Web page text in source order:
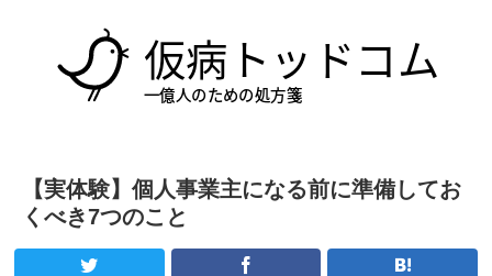
【実体験】個人事業主になる前に準備してお
くべき7つのこと